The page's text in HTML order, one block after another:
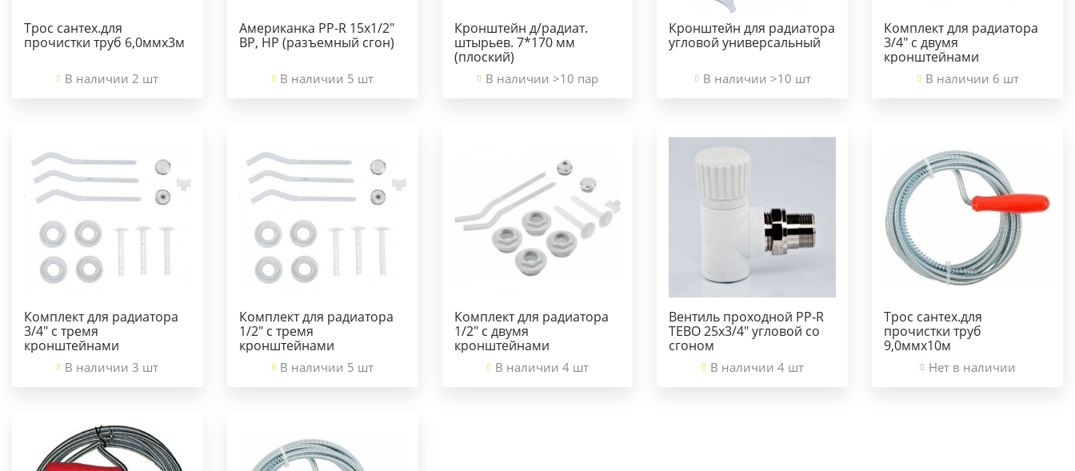
Трос сантех.для
прочистки труб 6,0ммх3м
В наличии 2 шт
Американка PP-R 15х1/2"
ВР, НР (разъемный сгон)
В наличии 5 шт
Кронштейн д/радиат.
штырьев. 7*170 мм
(плоский)
В наличии >10 пар
Кронштейн для радиатора
угловой универсальный
В наличии >10 шт
Комплект для радиатора
3/4" с двумя
кронштейнами
В наличии 6 шт
Комплект для радиатора
3/4" с тремя
кронштейнами
В наличии 3 шт
Комплект для радиатора
1/2" с тремя
кронштейнами
В наличии 5 шт
Комплект для радиатора
1/2" с двумя
кронштейнами
В наличии 4 шт
Вентиль проходной PP-R
TEBO 25х3/4" угловой со
сгоном
В наличии 4 шт
Трос сантех.для
прочистки труб
9,0ммх10м
Нет в наличии